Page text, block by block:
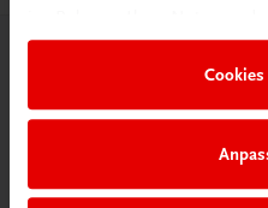
Herzlich